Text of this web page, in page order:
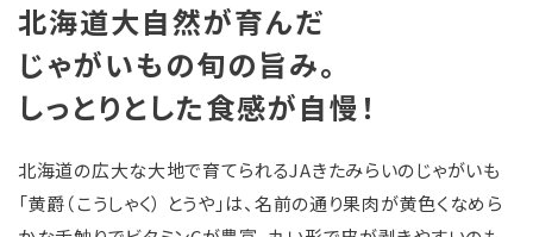
北海道大自然が育んだ
じゃがいもの旬の旨み。
しっとりとした食感が自慢！
北海道の広⼤な⼤地で育てられるJAきたみらいのじゃがいも
「黄爵（こうしゃく） とうや」は、名前の通り果肉が黄色くなめら